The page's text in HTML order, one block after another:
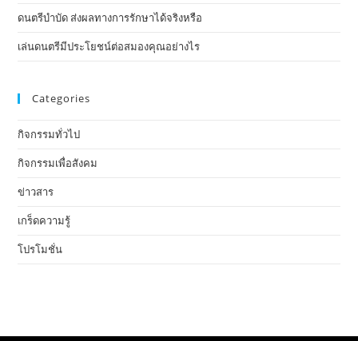
ดนตรีบำบัด ส่งผลทางการรักษาได้จริงหรือ
เล่นดนตรีมีประโยชน์ต่อสมองคุณอย่างไร
Categories
กิจกรรมทั่วไป
กิจกรรมเพื่อสังคม
ข่าวสาร
เกร็ดความรู้
โปรโมชั่น